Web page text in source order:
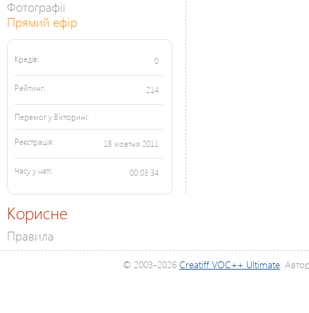
Фотографії
Прямий ефір
Кредів: 0
Рейтинг: 214
Перемог у Вікторині:
Реєстрація: 18 жовтня 2011
Часу у чаті: 00:03:34
Корисне
Правила
© 2003-2026 Creatiff VOC++ Ultimate.